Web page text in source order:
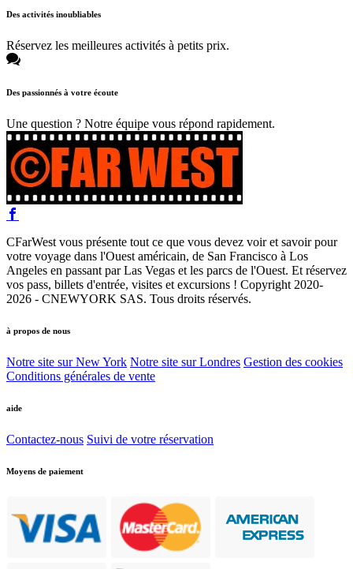
Des activités inoubliables
Réservez les meilleures activités à petits prix.
Des passionnés à votre écoute
Une question ? Notre équipe vous répond rapidement.
CFarWest vous présente tout ce que vous devez voir et savoir pour
votre voyage dans l'Ouest américain, de San Francisco à Los
Angeles en passant par Las Vegas et les parcs de l'Ouest. Et réservez
vos pass, billets d'entrée, visites et excursions ! Copyright 2020-
2026 - CNEWYORK SAS. Tous droits réservés.
à propos de nous
Notre site sur New York Notre site sur Londres Gestion des cookies
Conditions générales de vente
aide
Contactez-nous Suivi de votre réservation
Moyens de paiement